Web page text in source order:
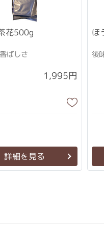
花500g
ばしさ
1,995円
詳細を見る
ほ
後